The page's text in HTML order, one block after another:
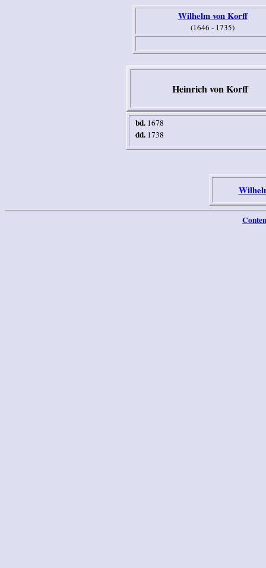
Wilhelm von Korff
(1646 - 1735)
Heinrich von Korff
bd. 1678
dd. 1738